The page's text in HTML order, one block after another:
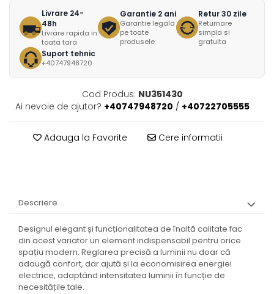
Livrare 24-
48h
Livrare rapida in
toata tara
Garantie 2 ani
Garantie legala
pe toate
produsele
Retur 30 zile
Returnare
simpla si
gratuita
Suport tehnic
+40747948720
Cod Produs: NU351430
Ai nevoie de ajutor? +40747948720 / +40722705555
Adauga la Favorite Cere informatii
Descriere
Designul elegant și funcționalitatea de înaltă calitate fac
din acest variator un element indispensabil pentru orice
spațiu modern. Reglarea precisă a luminii nu doar că
adaugă confort, dar ajută și la economisirea energiei
electrice, adaptând intensitatea luminii în funcție de
necesitățile tale.